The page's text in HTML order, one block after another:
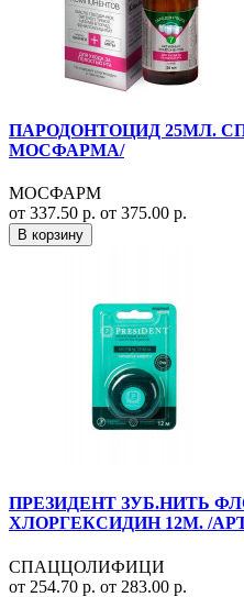
ПАРОДОНТОЦИД 25МЛ.
МОСФАРМА/
МОСФАРМ
от 337.50 р. от 375.00 р.
В корзину
ПРЕЗИДЕНТ ЗУБ.НИТЬ
ХЛОРГЕКСИДИН 12М. /
СПАЦЦОЛИФИЦИ
от 254.70 р. от 283.00 р.